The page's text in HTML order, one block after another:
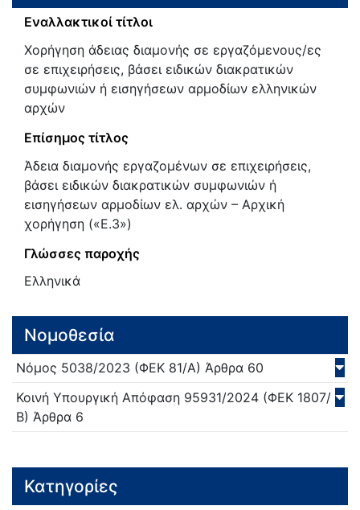
Εναλλακτικοί τίτλοι
Χορήγηση άδειας διαμονής σε εργαζόμενους/ες
σε επιχειρήσεις, βάσει ειδικών διακρατικών
συμφωνιών ή εισηγήσεων αρμοδίων ελληνικών
αρχών
Επίσημος τίτλος
Άδεια διαμονής εργαζομένων σε επιχειρήσεις,
βάσει ειδικών διακρατικών συμφωνιών ή
εισηγήσεων αρμοδίων ελ. αρχών – Αρχική
χορήγηση («Ε.3»)
Γλώσσες παροχής
Ελληνικά
Νομοθεσία
Νόμος 5038/2023 (ΦΕΚ 81/Α) Άρθρα 60
Κοινή Υπουργική Απόφαση 95931/2024 (ΦΕΚ 1807/
Β) Άρθρα 6
Κατηγορίες